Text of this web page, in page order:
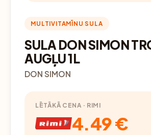
MULTIVITAMĪNU SULA
SULA DON SIMON
AUGĻU 1L
DON SIMON
LĒTĀKĀ CENA · RIMI
4.49 €